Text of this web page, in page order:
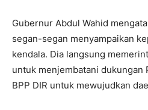
Gubernur Abdul Wahid
segan-segan menyampaikan
kendala. Dia langsung
untuk menjembatani dukungan
BPP DIR untuk mewujudkan